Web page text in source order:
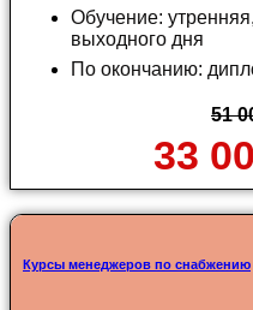
Обучение:
выходного дня
По окончанию:
51
33
Курсы менеджеров по снабжению